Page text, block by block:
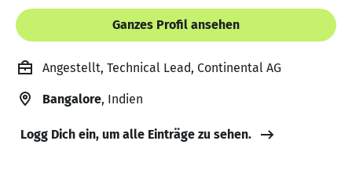
Ganzes Profil ansehen
Angestellt, Technical Lead, Continental AG
Bangalore, Indien
Logg Dich ein, um alle Einträge zu sehen.